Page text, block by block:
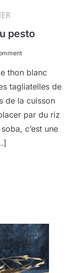
pesto
thon blanc
tagliatelles de
de la cuisson
par du riz
c’est une